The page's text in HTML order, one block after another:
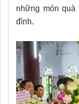
những món
đình.